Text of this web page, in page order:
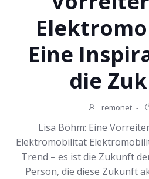
Eine
die
remonet -
Lisa Böhm: Eine
Elektromobilität
Trend – es ist die Zukunft
Person, die diese Zukunft